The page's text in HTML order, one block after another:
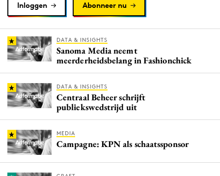
Inloggen Abonneer nu
DATA & INSIGHTS
Sanoma Media neemt
meerderheidsbelang in Fashionchick
DATA & INSIGHTS
Centraal Beheer schrijft
publiekswedstrijd uit
MEDIA
Campagne: KPN als schaatssponsor